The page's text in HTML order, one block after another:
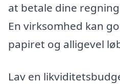
at betale dine
En virksomhed kan
papiret og alligevel
Lav en